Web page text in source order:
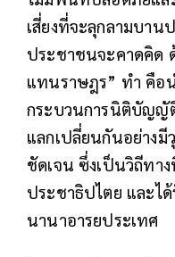
เสี่ยงที่จะลุกลามบาน
ประชาชนจะคาดคิด
แทนราษฎร” ทำ คือ
กระบวนการนิติบัญญั
แลกเปลี่ยนกันอย่าง
ชัดเจน ซึ่งเป็นวิถีทา
ประชาธิปไตย และไ
นานาอารยประเทศ